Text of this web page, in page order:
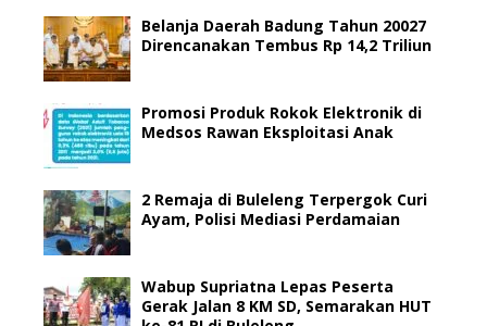
Belanja Daerah Badung Tahun 20027
Direncanakan Tembus Rp 14,2 Triliun
Promosi Produk Rokok Elektronik di
Medsos Rawan Eksploitasi Anak
2 Remaja di Buleleng Terpergok Curi
Ayam, Polisi Mediasi Perdamaian
Wabup Supriatna Lepas Peserta
Gerak Jalan 8 KM SD, Semarakan HUT